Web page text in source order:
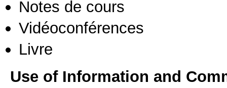
Notes de cours
Vidéoconférences
Livre
Use of Information and